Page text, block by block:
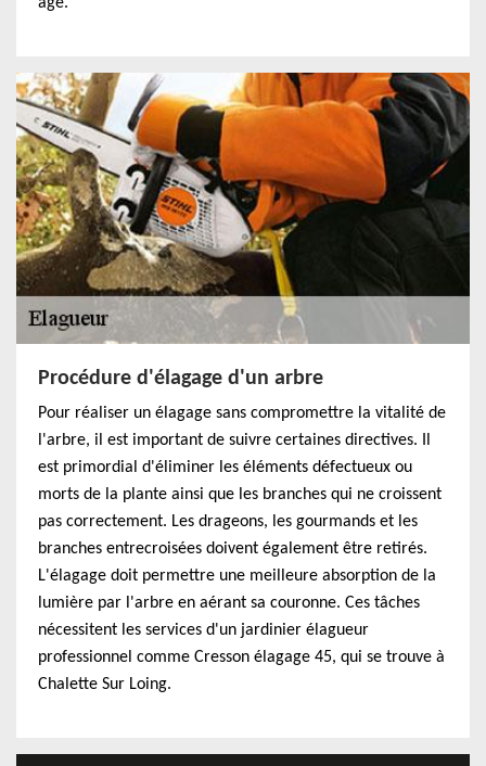
Procédure d'élagage d'un arbre
Pour réaliser un élagage sans compromettre la vitalité de
l'arbre, il est important de suivre certaines directives. Il
est primordial d'éliminer les éléments défectueux ou
morts de la plante ainsi que les branches qui ne croissent
pas correctement. Les drageons, les gourmands et les
branches entrecroisées doivent également être retirés.
L'élagage doit permettre une meilleure absorption de la
lumière par l'arbre en aérant sa couronne. Ces tâches
nécessitent les services d'un jardinier élagueur
professionnel comme Cresson élagage 45, qui se trouve à
Chalette Sur Loing.